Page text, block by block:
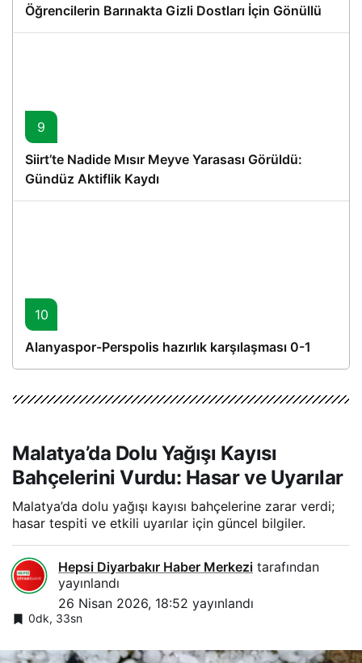
Öğrencilerin Barınakta Gizli Dostları İçin Gönüllü
Proje
9
Siirt’te Nadide Mısır Meyve Yarasası Görüldü:
Gündüz Aktiflik Kaydı
10
Alanyaspor-Perspolis hazırlık karşılaşması 0-1
Malatya’da Dolu Yağışı Kayısı
Bahçelerini Vurdu: Hasar ve Uyarılar
Malatya’da dolu yağışı kayısı bahçelerine zarar verdi;
hasar tespiti ve etkili uyarılar için güncel bilgiler.
Hepsi Diyarbakır Haber Merkezi tarafından
yayınlandı
26 Nisan 2026, 18:52 yayınlandı
0dk, 33sn